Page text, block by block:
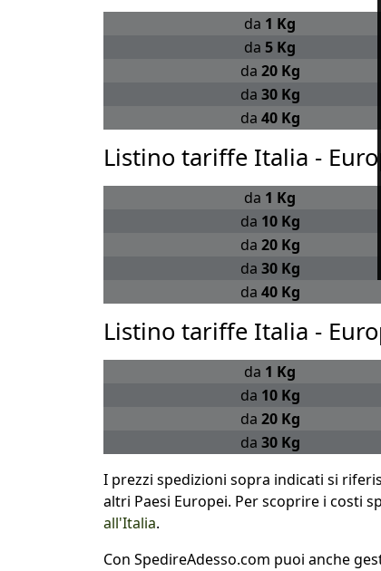
da 1 Kg
da 5 Kg
da 20 Kg
da 30 Kg
da 40 Kg
Listino tariffe Italia -
da 1 Kg
da 10 Kg
da 20 Kg
da 30 Kg
da 40 Kg
Listino tariffe Italia -
da 1 Kg
da 10 Kg
da 20 Kg
da 30 Kg
I prezzi spedizioni sopra indicati si
altri Paesi Europei. Per scoprire i costi
all'Italia.
Con SpedireAdesso.com puoi anche